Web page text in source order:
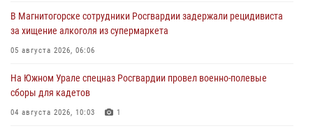
В Магнитогорске сотрудники Росгвардии задержали рецидивиста
за хищение алкоголя из супермаркета
05 августа 2026, 06:06
На Южном Урале спецназ Росгвардии провел военно-полевые
сборы для кадетов
04 августа 2026, 10:03 1